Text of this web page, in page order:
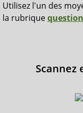
Utilisez l'un des
la rubrique
Scannez